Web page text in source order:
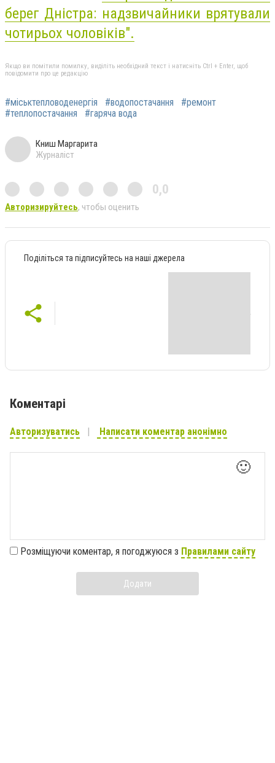
берег Дністра: надзвичайники врятували
чотирьох чоловіків".
Якщо ви помітили помилку, виділіть необхідний текст і натисніть Ctrl + Enter, щоб
повідомити про це редакцію
#міськтепловоденергія #водопостачання
#ремонт
#теплопостачання
#гаряча вода
Книш Маргарита
Журналіст
0,0
Авторизируйтесь, чтобы оценить
Поділіться та підписуйтесь на наші джерела
Коментарі
Авторизуватись Написати коментар анонімно
🙂
Розміщуючи коментар, я погоджуюся з Правилами сайту
Додати